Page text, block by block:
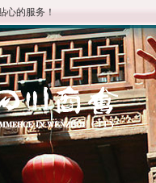
心的服务！